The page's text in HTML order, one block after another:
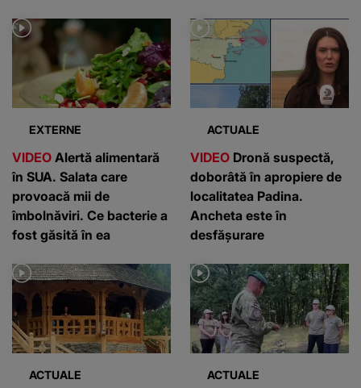
EXTERNE
VIDEO Alertă alimentară
în SUA. Salata care
provoacă mii de
îmbolnăviri. Ce bacterie a
fost găsită în ea
ACTUALE
VIDEO Dronă suspectă,
doborâtă în apropiere de
localitatea Padina.
Ancheta este în
desfășurare
ACTUALE ACTUALE